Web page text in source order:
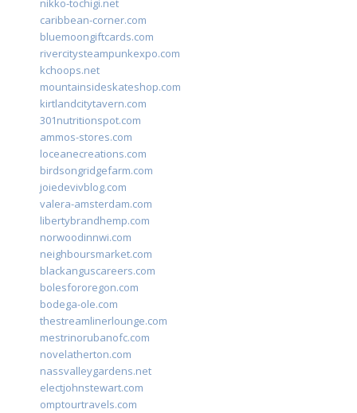
nikko-tochigi.net
caribbean-corner.com
bluemoongiftcards.com
rivercitysteampunkexpo.com
kchoops.net
mountainsideskateshop.com
kirtlandcitytavern.com
301nutritionspot.com
ammos-stores.com
loceanecreations.com
birdsongridgefarm.com
joiedevivblog.com
valera-amsterdam.com
libertybrandhemp.com
norwoodinnwi.com
neighboursmarket.com
blackanguscareers.com
bolesfororegon.com
bodega-ole.com
thestreamlinerlounge.com
mestrinorubanofc.com
novelatherton.com
nassvalleygardens.net
electjohnstewart.com
omptourtravels.com